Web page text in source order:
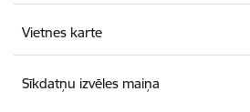
Vietnes karte
Sīkdatņu izvēles maiņa